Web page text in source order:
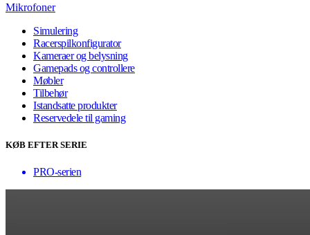
Mikrofoner
Simulering
Racerspilkonfigurator
Kameraer og belysning
Gamepads og controllere
Møbler
Tilbehør
Istandsatte produkter
Reservedele til gaming
KØB EFTER SERIE
PRO-serien